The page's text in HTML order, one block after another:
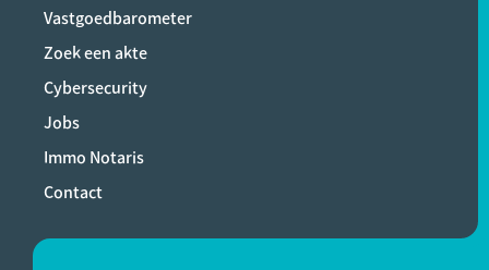
Vastgoedbarometer
Zoek een akte
Cybersecurity
Jobs
Immo Notaris
Contact